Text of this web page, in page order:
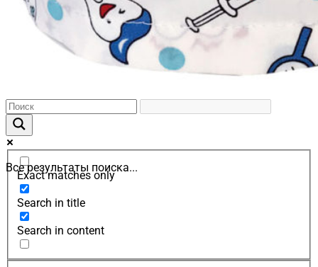
Все результаты поиска...
Exact matches only
Search in title
Search in content